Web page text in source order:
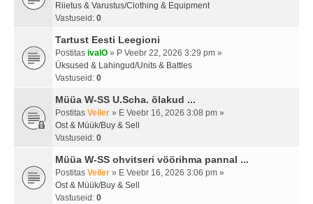
Riietus & Varustus/Clothing & Equipment
Vastuseid: 0
Tartust Eesti Leegioni
Postitas ivalO » P Veebr 22, 2026 3:29 pm »
Üksused & Lahingud/Units & Battles
Vastuseid: 0
Müüa W-SS U.Scha. õlakud ...
Postitas Veiler » E Veebr 16, 2026 3:08 pm »
Ost & Müük/Buy & Sell
Vastuseid: 0
Müüa W-SS ohvitseri vöörihma pannal ...
Postitas Veiler » E Veebr 16, 2026 3:06 pm »
Ost & Müük/Buy & Sell
Vastuseid: 0